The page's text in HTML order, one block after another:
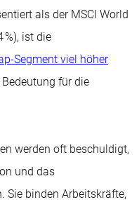
als der MSCI World
%), ist die
Segment viel höher
für die
werden oft beschuldigt,
und das
Sie binden Arbeitskräfte,